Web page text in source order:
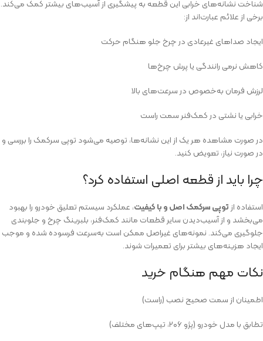
شناخت نشانه‌های خرابی این قطعه به پیشگیری از آسیب‌های بیشتر کمک می‌کند.
برخی از علائم عبارت‌اند از:
ایجاد صداهای غیرعادی در چرخ جلو هنگام حرکت
کاهش نرمی رانندگی یا پرش چرخ‌ها
لرزش فرمان به‌خصوص در سرعت‌های بالا
خرابی یا نشتی در کمک‌فنر سمت راست
در صورت مشاهده هر یک از این نشانه‌ها، توصیه می‌شود توپی سرکمک را بررسی و
در صورت نیاز، تعویض کنید.
چرا باید از قطعه اصلی استفاده کرد؟
استفاده از توپی سرکمک اصل و با کیفیت، عملکرد سیستم تعلیق خودرو را بهبود
می‌بخشد و از آسیب‌دیدن سایر قطعات مانند کمک‌فنر، بلبرینگ چرخ و جلوبندی
جلوگیری می‌کند. نمونه‌های غیراصل ممکن است به‌سرعت فرسوده شده و موجب
ایجاد هزینه‌های بیشتر برای تعمیرات شوند.
نکات مهم هنگام خرید
اطمینان از سمت صحیح نصب (راست)
تطابق با مدل خودرو (پژو ۲۰۶، تیپ‌های مختلف)